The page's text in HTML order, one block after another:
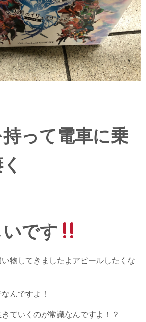
って電車に乗
です
物してきましたよアピールしたくな
んですよ！
ていくのが常識なんですよ！？